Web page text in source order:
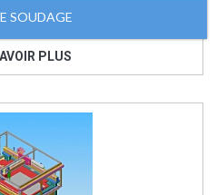
SOUDAGE
PLUS